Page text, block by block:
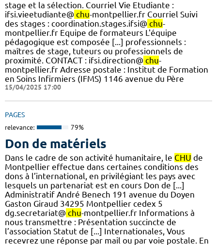
stage et la sélection. Courriel Vie Etudiante :
ifsi.vieetudiante@ chu-montpellier.fr Courriel Suivi
des stages : coordination.stages.ifsi@ chu-
montpellier.fr Equipe de formateurs L'équipe
pédagogique est composée [...] professionnels :
maîtres de stage, tuteurs ou professionnels de
proximité. CONTACT : ifsi.direction@ chu-
montpellier.fr Adresse postale : Institut de Formation
en Soins Infirmiers (IFMS) 1146 avenue du Père
15/04/2025 17:00
PAGES
relevance: 79%
Don de matériels
Dans le cadre de son activité humanitaire, le CHU de
Montpellier effectue dans certaines conditions des
dons à l’international, en privilégiant les pays avec
lesquels un partenariat est en cours Don de [...]
Administratif André Benech 191 avenue du Doyen
Gaston Giraud 34295 Montpellier cedex 5
dg.secretariat@ chu-montpellier.fr Informations à
nous transmettre : Présentation succincte de
l’association Statut de [...] Internationales, Vous
recevrez une réponse par mail ou par voie postale. En